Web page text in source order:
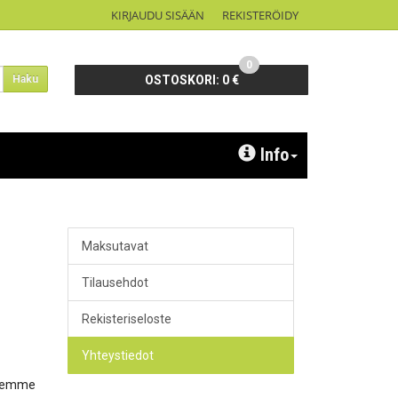
KIRJAUDU SISÄÄN REKISTERÖIDY
Haku OSTOSKORI: 0 €
0
Info
Maksutavat
Tilausehdot
Rekisteriseloste
Yhteystiedot